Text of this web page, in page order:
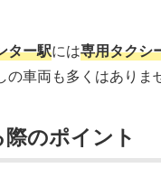
ター駅には専用タクシ
の車両も多くはありま
のポイント